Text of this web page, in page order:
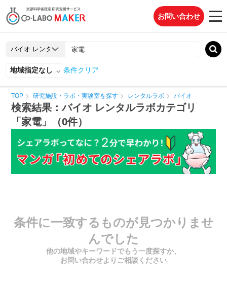
お問い合わせ
地域指定なし 条件クリア
TOP 研究施設・ラボ・実験室を探す レンタルラボ バイオ
検索結果：バイオ レンタルラボカテゴリ
「家電」（0件）
条件に一致するものが見つかりませ
んでした
他の地域やキーワードでもう一度探すか、
お問い合わせよりご相談ください